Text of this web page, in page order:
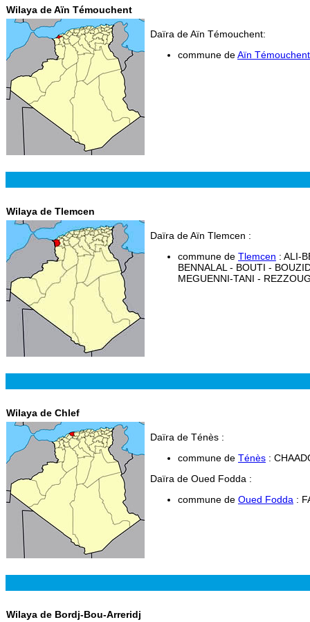
Wilaya de Aïn Témouchent
Daïra de Aïn Témouchent:
commune deAïn Témouchent
Wilaya de Tlemcen
Daïra de Aïn Tlemcen :
commune de Tlemcen : ALI-
BENNALAL - BOUTI -
MEGUENNI-TANI -
Wilaya de Chlef
Daïra de Ténès :
commune de Ténès :
Daïra de Oued Fodda :
commune de Oued Fodda :
Wilaya de Bordj-Bou-Arreridj